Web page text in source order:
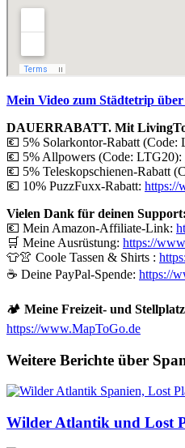
Mein Video zum Städtetrip
DAUERRABATT. Mit
💶 5% Solarkontor-Rabatt (Code:
💶 5% Allpowers (Code: LTG20):
💶 5% Teleskopschienen-Rabatt
💶 10% PuzzFuxx-Rabatt: https://
Vielen Dank für deinen Support:
💶 Mein Amazon-Affiliate-Link:
🛒 Meine Ausrüstung: https://
👕👚 Coole Tassen & Shirts :
☕ Deine PayPal-Spende: https://
🏕️ Meine Freizeit- und
https://www.MapToGo.de
Weitere Berichte über
Wilder Atlantik und Lost